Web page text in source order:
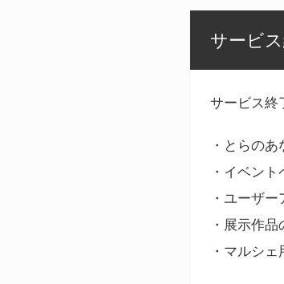
サービ
サービス終
・とらの
・イベン
・ユーザ
・展示作
・マルシ